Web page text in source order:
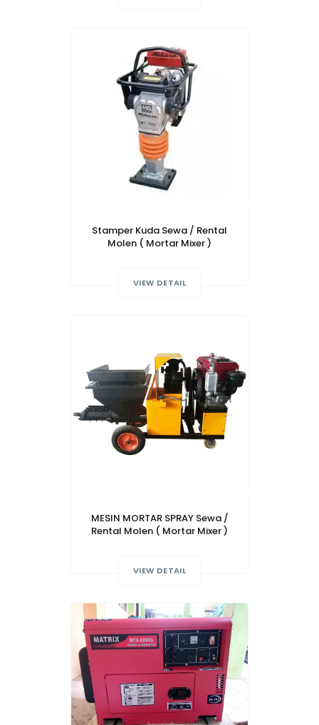
Stamper Kuda Sewa / Rental
Molen ( Mortar Mixer )
VIEW DETAIL
MESIN MORTAR SPRAY Sewa /
Rental Molen ( Mortar Mixer )
VIEW DETAIL